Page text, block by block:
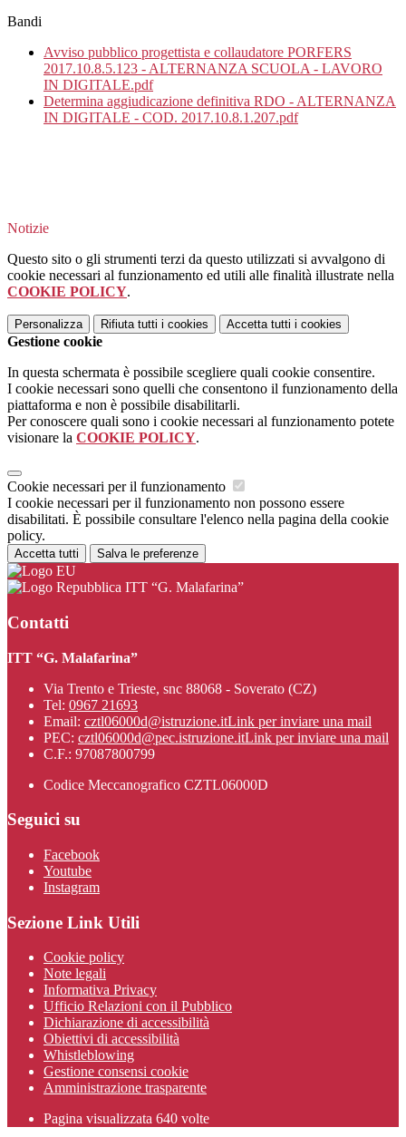
Bandi
Avviso pubblico progettista e collaudatore PORFERS
2017.10.8.5.123 - ALTERNANZA SCUOLA - LAVORO
IN DIGITALE.pdf
Determina aggiudicazione definitiva RDO - ALTERNANZA
IN DIGITALE - COD. 2017.10.8.1.207.pdf
Notizie
Questo sito o gli strumenti terzi da questo utilizzati si avvalgono di
cookie necessari al funzionamento ed utili alle finalità illustrate nella
COOKIE POLICY.
Personalizza Rifiuta tutti i cookies Accetta tutti i cookies
Gestione cookie
In questa schermata è possibile scegliere quali cookie consentire.
I cookie necessari sono quelli che consentono il funzionamento della
piattaforma e non è possibile disabilitarli.
Per conoscere quali sono i cookie necessari al funzionamento potete
visionare la COOKIE POLICY.
Cookie necessari per il funzionamento
I cookie necessari per il funzionamento non possono essere
disabilitati. È possibile consultare l'elenco nella pagina della cookie
policy.
Accetta tutti Salva le preferenze
ITT “G. Malafarina”
Contatti
ITT “G. Malafarina”
Via Trento e Trieste, snc 88068 - Soverato (CZ)
Tel: 0967 21693
Email: cztl06000d@istruzione.itLink per inviare una mail
PEC: cztl06000d@pec.istruzione.itLink per inviare una mail
C.F.: 97087800799
Codice Meccanografico CZTL06000D
Seguici su
Facebook
Youtube
Instagram
Sezione Link Utili
Cookie policy
Note legali
Informativa Privacy
Ufficio Relazioni con il Pubblico
Dichiarazione di accessibilità
Obiettivi di accessibilità
Whistleblowing
Gestione consensi cookie
Amministrazione trasparente
Pagina visualizzata 640 volte